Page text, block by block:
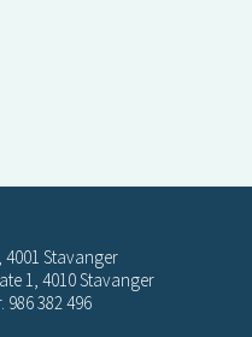
4001 Stavanger
1, 4010 Stavanger
382 496